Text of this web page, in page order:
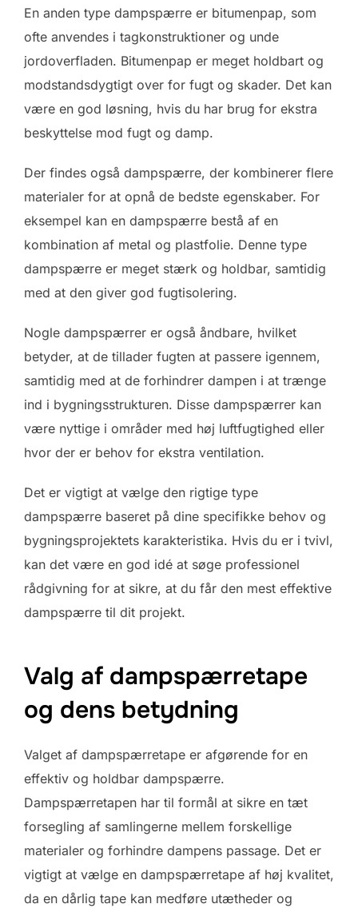
En anden type dampspærre er bitumenpap, som
ofte anvendes i tagkonstruktioner og unde
jordoverfladen. Bitumenpap er meget holdbart og
modstandsdygtigt over for fugt og skader. Det kan
være en god løsning, hvis du har brug for ekstra
beskyttelse mod fugt og damp.
Der findes også dampspærre, der kombinerer flere
materialer for at opnå de bedste egenskaber. For
eksempel kan en dampspærre bestå af en
kombination af metal og plastfolie. Denne type
dampspærre er meget stærk og holdbar, samtidig
med at den giver god fugtisolering.
Nogle dampspærrer er også åndbare, hvilket
betyder, at de tillader fugten at passere igennem,
samtidig med at de forhindrer dampen i at trænge
ind i bygningsstrukturen. Disse dampspærrer kan
være nyttige i områder med høj luftfugtighed eller
hvor der er behov for ekstra ventilation.
Det er vigtigt at vælge den rigtige type
dampspærre baseret på dine specifikke behov og
bygningsprojektets karakteristika. Hvis du er i tvivl,
kan det være en god idé at søge professionel
rådgivning for at sikre, at du får den mest effektive
dampspærre til dit projekt.
Valg af dampspærretape
og dens betydning
Valget af dampspærretape er afgørende for en
effektiv og holdbar dampspærre.
Dampspærretapen har til formål at sikre en tæt
forsegling af samlingerne mellem forskellige
materialer og forhindre dampens passage. Det er
vigtigt at vælge en dampspærretape af høj kvalitet,
da en dårlig tape kan medføre utætheder og